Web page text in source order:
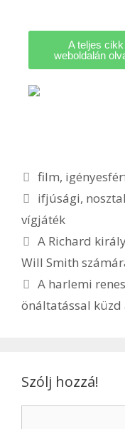
A teljes
weboldalán
film,
ifjúsági,
vígjáték
A Richard
Will Smith
A harlemi
önáltatással
Szólj hozzá!